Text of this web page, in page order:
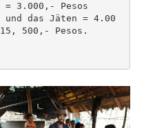
= 3.000,- Pesos
das Jäten = 4.00
500,- Pesos.